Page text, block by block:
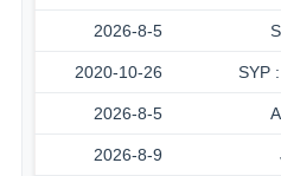
2026-8-5
2020-10-26
2026-8-5
2026-8-9